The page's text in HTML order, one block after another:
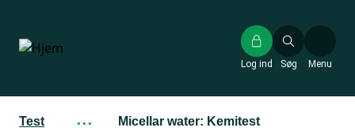
hovedindhold
Søg
Log ind Menu
Test ··· Micellar water: Kemitest